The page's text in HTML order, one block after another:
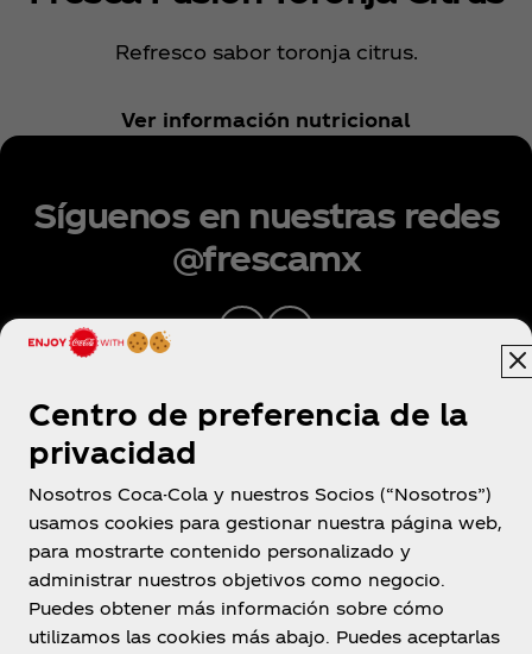
Refresco sabor toronja citrus.
Ver información nutricional
Síguenos en nuestras redes
@frescamx
México
Centro de preferencia de la
privacidad
Nosotros Coca-Cola y nuestros Socios (“Nosotros”)
usamos cookies para gestionar nuestra página web,
para mostrarte contenido personalizado y
administrar nuestros objetivos como negocio.
Puedes obtener más información sobre cómo
utilizamos las cookies más abajo. Puedes aceptarlas